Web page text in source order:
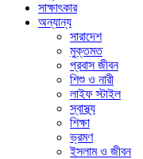
সাক্ষাৎকার
অন্যান্য
সারাদেশ
মুক্তমত
প্রবাস জীবন
শিশু ও নারী
লাইফ স্টাইল
স্বাস্থ্য
শিক্ষা
ভ্রমণ
ইসলাম ও জীবন